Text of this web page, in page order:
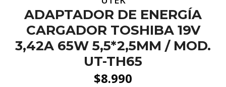
ADAPTADOR DE ENERGÍA
CARGADOR TOSHIBA 19V
3,42A 65W 5,5*2,5MM / MOD.
UT-TH65
$8.990